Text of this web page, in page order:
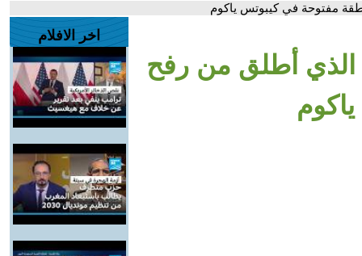
مفتوحة في كيبوتس ياكوم
الذي أطلق من رفح
اخر الافلام